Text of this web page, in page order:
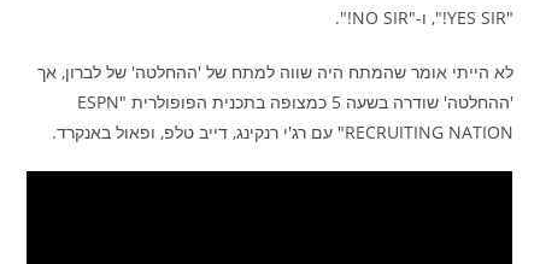
"YES SIR!", ו-"NO SIR!".
לא הייתי אומר שהמתח היה שווה למתח של 'ההחלטה' של לברון, אך
'ההחלטה' שודרה בשעה 5 כמצופה בתכנית הפופולרית "ESPN
RECRUITING NATION" עם רג'י רנקינג, דייב טלפ, ופאול באנקרד.